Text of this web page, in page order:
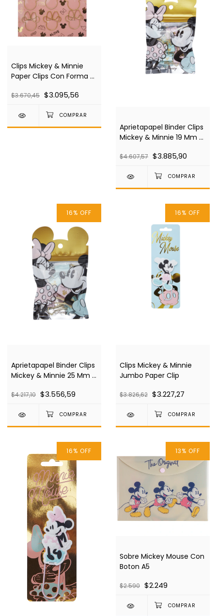
Clips Mickey & Minnie
Paper Clips Con Forma X
$3.670,45 $3.095,56
Aprietapapel Binder Clips
Mickey & Minnie 19 Mm X
$4.607,57 $3.885,90
16% OFF
Aprietapapel Binder Clips
Mickey & Minnie 25 Mm X
$4.217,10 $3.556,59
16% OFF
Clips Mickey & Minnie
Jumbo Paper Clip
$3.826,62 $3.227,27
16% OFF 13% OFF
Sobre Mickey Mouse Con
Boton A5
$2.590 $2.249